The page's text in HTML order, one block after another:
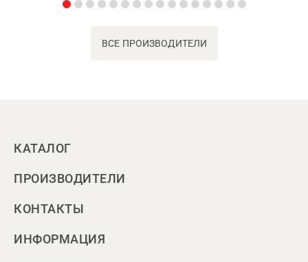
ВСЕ ПРОИЗВОДИТЕЛИ
КАТАЛОГ
ПРОИЗВОДИТЕЛИ
КОНТАКТЫ
ИНФОРМАЦИЯ